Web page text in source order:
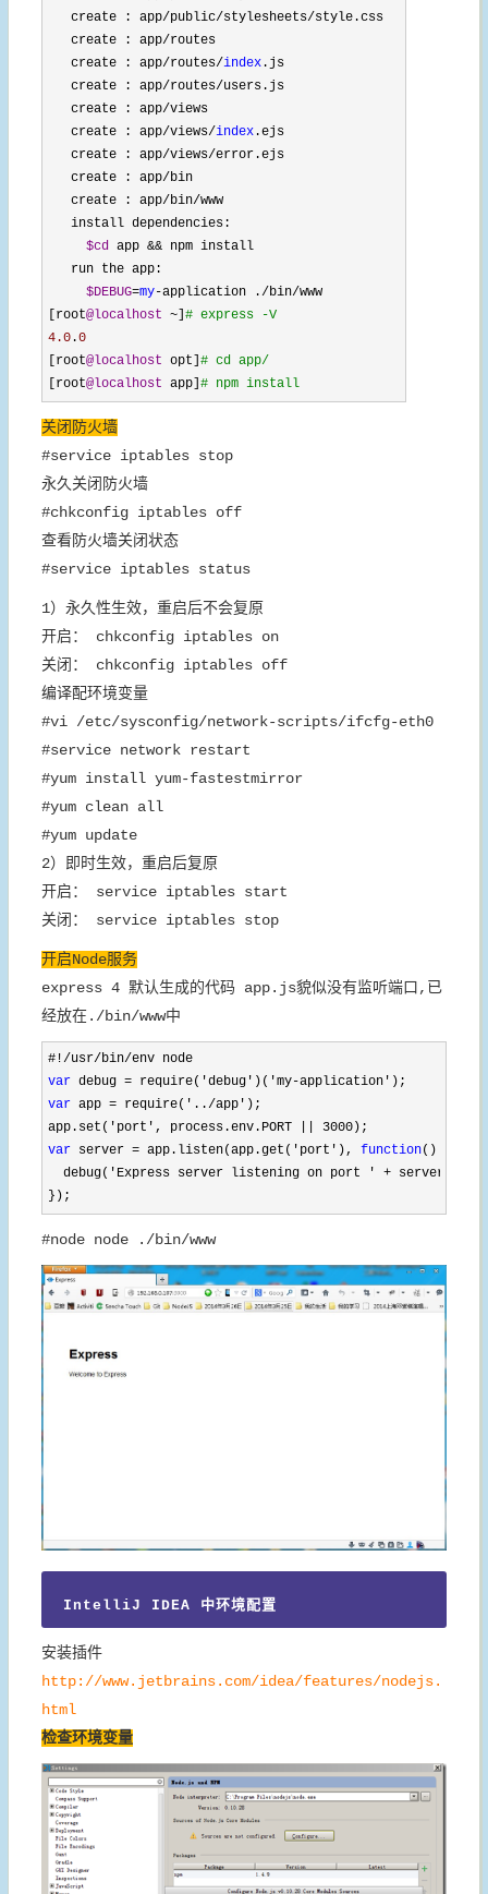
   create
: app/public/stylesheets/style.css
   create
: app/routes
   create
: app/routes/index. js
   create
: app/routes/users. js
   create
: app/views
   create
: app/views/index.ejs
   create
: app/views/error.ejs
   create
: app/bin
   create
: app/bin/www
   install dependencies
:
$cd app && npm install
   run the app
:
$DEBUG=my-application ./bin/www
[root@localhost ~] # express -V
4.0.0
[root@localhost opt] # cd app/
[root@localhost app] # npm install
关闭防火墙
#service iptables stop
永久关闭防火墙
#chkconfig iptables off
查看防火墙关闭状态
#service iptables status
1）永久性生效，重启后不会复原
开启： chkconfig iptables on
关闭： chkconfig iptables off
编译配环境变量
#vi /etc/sysconfig/network-scripts/ifcfg-eth0
#service network restart
#yum install yum-fastestmirror
#yum clean all
#yum update
2）即时生效，重启后复原
开启： service iptables start
关闭： service iptables stop
开启Node服务
express 4 默认生成的代码 app.js貌似没有监听端口,已
经放在./bin/www中
#!/usr/bin/env node
var debug = require('debug')('my-application'
var app = require('../app' );
app.set( 'port', process.env.PORT || 3000
var server = app.listen(app.get('port'), function() {
  debug(
'Express server listening on port ' +
});
#node node ./bin/www
IntelliJ IDEA 中环境配置
安装插件
http://www.jetbrains.com/idea/features/nodejs.
html
检查环境变量